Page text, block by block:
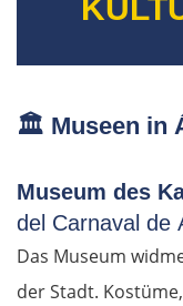
🏛️ Museen in
Museum des
del Carnaval de
Das Museum
der Stadt.